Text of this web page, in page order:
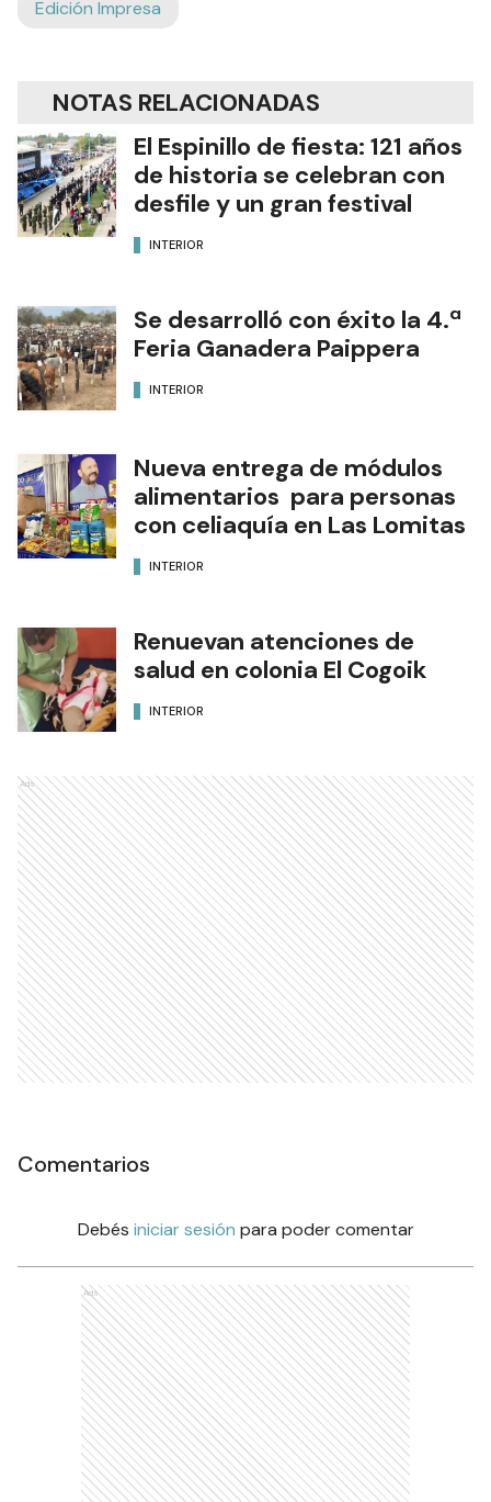
Edición Impresa
NOTAS RELACIONADAS
El Espinillo de fiesta: 121 años
de historia se celebran con
INTERIOR
Se desarrolló con éxito la 4.ª
INTERIOR
Nueva entrega de módulos
alimentarios para personas
INTERIOR
Renuevan atenciones de
INTERIOR
Ads
Debésiniciar sesiónpara poder comentar
Ads